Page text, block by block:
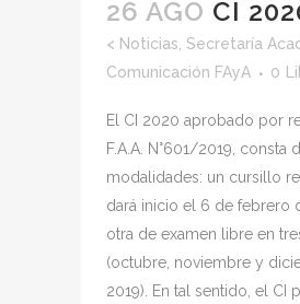
26 AGO CI
< Noticias, Secretaría
Comunicación FAyA
0
El CI 2020 aprobado por
F.A.A. N°601/2019, consta
modalidades: un cursillo
dará inicio el 6 de febrero
otra de examen libre en
(octubre, noviembre y
2019). En tal sentido, el CI